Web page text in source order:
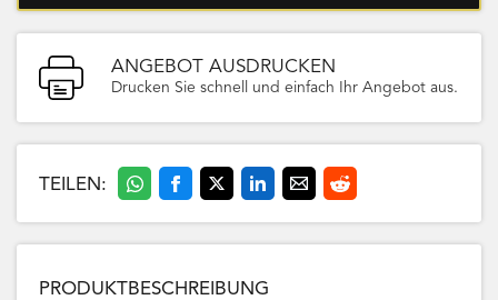
ANGEBOT AUSDRUCKEN
Drucken Sie schnell und einfach Ihr Angebot aus.
TEILEN:
PRODUKTBESCHREIBUNG